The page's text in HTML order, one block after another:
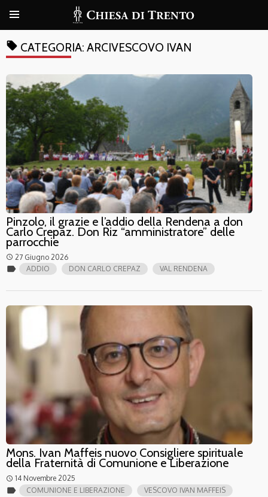
local_offer CATEGORIA: ARCIVESCOVO IVAN
Pinzolo, il grazie e l’addio della Rendena a don
Carlo Crepaz. Don Riz “amministratore” delle
parrocchie
access_time 27 Giugno 2026
label ADDIO DON CARLO CREPAZ VAL RENDENA
Mons. Ivan Maffeis nuovo Consigliere spirituale
della Fraternità di Comunione e Liberazione
access_time 14 Novembre 2025
label COMUNIONE E LIBERAZIONE VESCOVO IVAN MAFFEIS